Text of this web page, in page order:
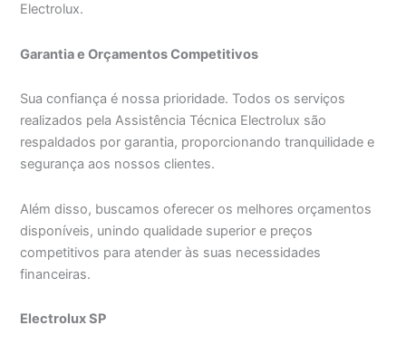
Electrolux.
Garantia e Orçamentos Competitivos
Sua confiança é nossa prioridade. Todos os serviços
realizados pela Assistência Técnica Electrolux são
respaldados por garantia, proporcionando tranquilidade e
segurança aos nossos clientes.
Além disso, buscamos oferecer os melhores orçamentos
disponíveis, unindo qualidade superior e preços
competitivos para atender às suas necessidades
financeiras.
Electrolux SP